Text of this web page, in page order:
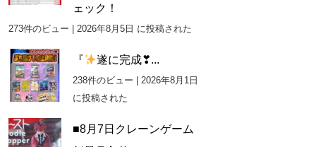
ェック！
273件のビュー 2026年8月5日 に投稿された
『 遂に完成❣...
238件のビュー
2026年8月1日
に投稿された
■8月7日クレーンゲーム